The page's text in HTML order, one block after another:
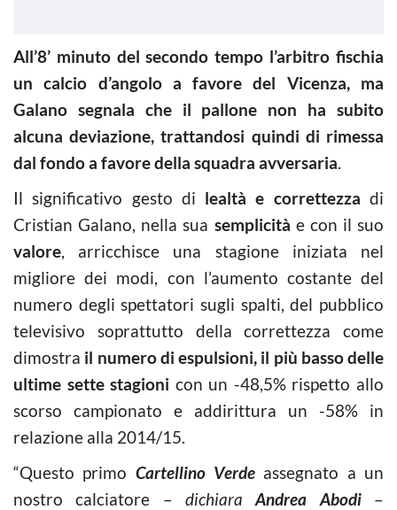
All’8’ minuto del secondo tempo l’arbitro fischia
un calcio d’angolo a favore del Vicenza, ma
Galano segnala che il pallone non ha subito
alcuna deviazione, trattandosi quindi di rimessa
dal fondo a favore della squadra avversaria.
Il significativo gesto di lealtà e correttezza di
Cristian Galano, nella sua semplicità e con il suo
valore, arricchisce una stagione iniziata nel
migliore dei modi, con l’aumento costante del
numero degli spettatori sugli spalti, del pubblico
televisivo soprattutto della correttezza come
dimostra il numero di espulsioni, il più basso delle
ultime sette stagioni con un -48,5% rispetto allo
scorso campionato e addirittura un -58% in
relazione alla 2014/15.
“Questo primo Cartellino Verde assegnato a un
nostro calciatore – dichiaraAndrea Abodi–